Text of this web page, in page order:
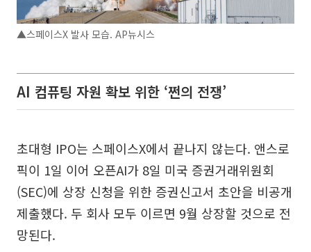
▲스페이스X 발사 모습. AP뉴시스
AI 컴퓨팅 자원 확보 위한 ‘쩐의 전쟁’
초대형 IPO는 스페이스X에서 끝나지 않는다. 앤스로
픽이 1일 이어 오픈AI가 8일 미국 증권거래위원회
(SEC)에 상장 신청을 위한 증권신고서 초안을 비공개
제출했다. 두 회사 모두 이르면 9월 상장할 것으로 전
망된다.